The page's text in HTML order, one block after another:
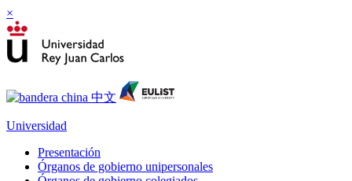
×
Universidad
Presentación
Órganos de gobierno unipersonales